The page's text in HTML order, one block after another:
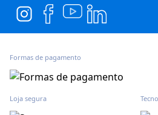
Formas de pagamento
Loja segura